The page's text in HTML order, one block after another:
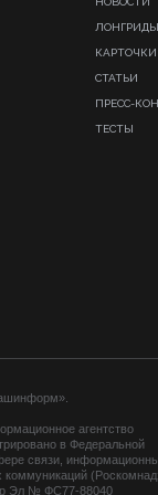
ЛОНГРИДЫ
КАРТОЧКИ
СТАТЬИ
ПРЕСС-
ТЕСТЫ
агентство
в Федеральной
связи,
Эл № ФС77-88040